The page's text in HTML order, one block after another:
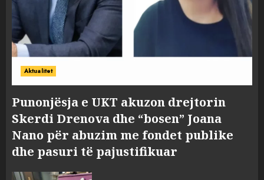
Aktualitet
Punonjësja e UKT akuzon drejtorin
Skerdi Drenova dhe “bosen” Joana
Nano për abuzim me fondet publike
dhe pasuri të pajustifikuar